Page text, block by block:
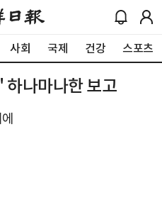
사회 국제 건강 스포츠
하나마나한 보고